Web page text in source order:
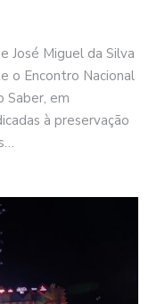
José Miguel da Silva
o Encontro Nacional
Saber, em
à preservação